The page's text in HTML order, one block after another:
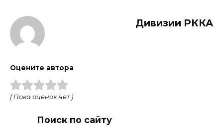
Дивизии РККА
Оцените автора
( Пока оценок нет )
Поиск по сайту